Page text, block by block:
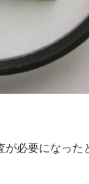
必要になっ